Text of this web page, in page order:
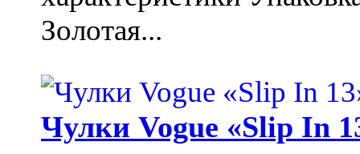
Золотая...
Чулки Vogue «Slip In